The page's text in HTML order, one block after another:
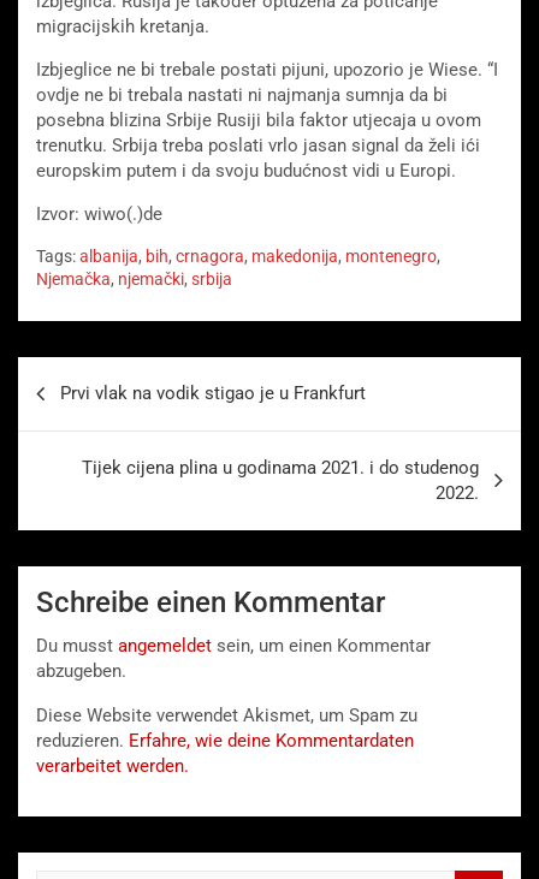
migracijskih kretanja.
Izbjeglice ne bi trebale postati pijuni, upozorio je Wiese. “I
ovdje ne bi trebala nastati ni najmanja sumnja da bi
posebna blizina Srbije Rusiji bila faktor utjecaja u ovom
trenutku. Srbija treba poslati vrlo jasan signal da želi ići
europskim putem i da svoju budućnost vidi u Europi.
Izvor: wiwo(.)de
Tags:albanija, bih, crnagora, makedonija, montenegro,
Njemačka, njemački, srbija
Prvi vlak na vodik stigao je u Frankfurt
Tijek cijena plina u godinama 2021. i do studenog
2022.
Schreibe einen Kommentar
Du musst angemeldet sein, um einen Kommentar
abzugeben.
Diese Website verwendet Akismet, um Spam zu
reduzieren. Erfahre, wie deine Kommentardaten
verarbeitet werden.